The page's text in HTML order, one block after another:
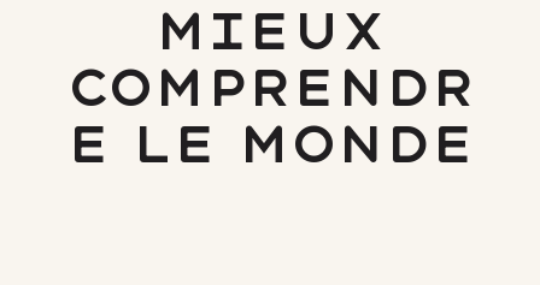
Mieux
comprendr
e le monde